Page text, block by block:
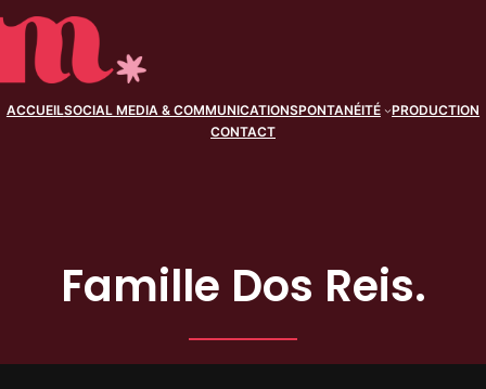
ACCUEILSOCIAL MEDIA & COMMUNICATIONSPONTANÉITÉ
PRODUCTION
CONTACT
Famille Dos Reis.